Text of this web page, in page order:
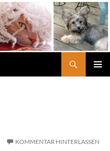
KOMMENTAR HINTERLASSEN